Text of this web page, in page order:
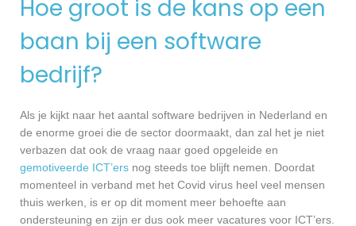
Hoe groot is de kans op een
baan bij een software
bedrijf?
Als je kijkt naar het aantal software bedrijven in Nederland en
de enorme groei die de sector doormaakt, dan zal het je niet
verbazen dat ook de vraag naar goed opgeleide en
gemotiveerde ICT’ers nog steeds toe blijft nemen. Doordat
momenteel in verband met het Covid virus heel veel mensen
thuis werken, is er op dit moment meer behoefte aan
ondersteuning en zijn er dus ook meer vacatures voor ICT’ers.